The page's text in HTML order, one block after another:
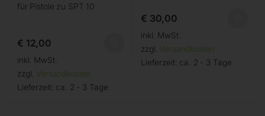
für Pistole zu SPT 10
€ 12,00
inkl. MwSt.
zzgl. Versandkosten
Lieferzeit: ca. 2 - 3 Tage
€ 30,00
inkl. MwSt.
zzgl. Versandkosten
Lieferzeit: ca. 2 - 3 Tage